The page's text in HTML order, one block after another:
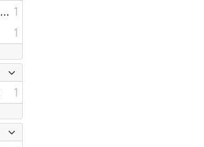
Digitalizirana zagrebačka baština 1
1
1